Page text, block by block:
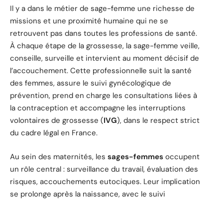
Il y a dans le métier de sage-femme une richesse de
missions et une proximité humaine qui ne se
retrouvent pas dans toutes les professions de santé.
À chaque étape de la grossesse, la sage-femme veille,
conseille, surveille et intervient au moment décisif de
l’accouchement. Cette professionnelle suit la santé
des femmes, assure le suivi gynécologique de
prévention, prend en charge les consultations liées à
la contraception et accompagne les interruptions
volontaires de grossesse (IVG), dans le respect strict
du cadre légal en France.
Au sein des maternités, les sages-femmes occupent
un rôle central : surveillance du travail, évaluation des
risques, accouchements eutociques. Leur implication
se prolonge après la naissance, avec le suivi